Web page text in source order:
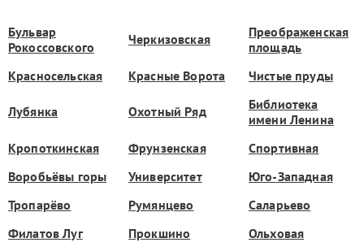
Бульвар
Рокоссовского
Черкизовская
Преображенская
площадь
Красносельская
Красные Ворота Чистые пруды
Лубянка Охотный Ряд
Библиотека
имени Ленина
Кропоткинская
Фрунзенская
Спортивная
Воробьёвы горы
Университет
Юго-Западная
Тропарёво
Румянцево
Саларьево
Филатов Луг
Прокшино
Ольховая